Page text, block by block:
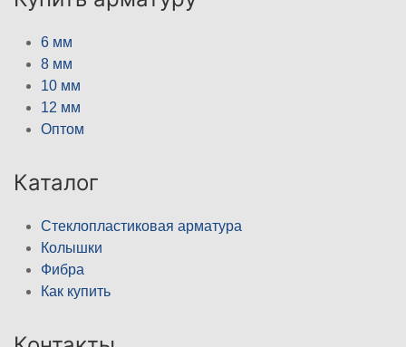
6 мм
8 мм
10 мм
12 мм
Оптом
Каталог
Стеклопластиковая арматура
Колышки
Фибра
Как купить